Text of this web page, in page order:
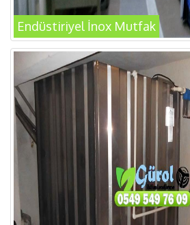
Endüstiriyel İnox Mutfak